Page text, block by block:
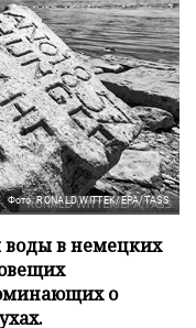
Фото: RONALD WITTEK/EPA/TASS
воды в немецких
о